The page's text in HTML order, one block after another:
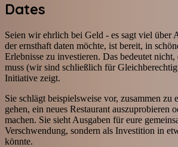
Dates
Seien wir ehrlich bei Geld - es sagt viel über
der ernsthaft daten möchte, ist bereit, in
Erlebnisse zu investieren. Das bedeutet nicht,
muss (wir sind schließlich für
Initiative zeigt.
Sie schlägt beispielsweise vor, zusammen zu
gehen, ein neues Restaurant auszuprobieren
machen. Sie sieht Ausgaben für eure
Verschwendung, sondern als Investition in
könnte.